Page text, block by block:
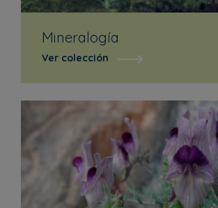
Mineralogía
Ver colección